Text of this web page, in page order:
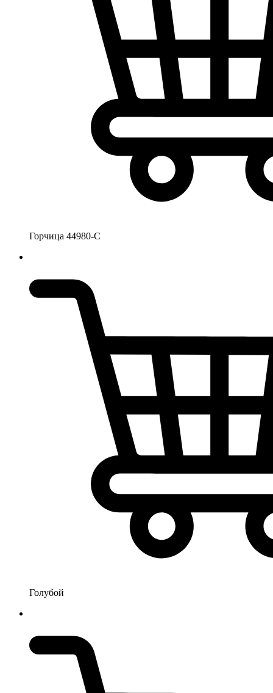
Горчица 44980-С
Голубой